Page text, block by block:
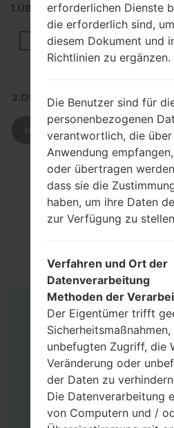
1.ÜBERPRÜFEN SIE AUF
2.DRÜCKEN SIE ZUM
HERUNTERLADEN
erforderlichen Dienste
die erforderlich sind,
diesem Dokument und
Richtlinien zu ergänzen.
Die Benutzer sind für
personenbezogenen
verantwortlich, die über
Anwendung
oder übertragen
dass sie die
haben, um ihre Daten
zur Verfügung zu
Verfahren und Ort der
Datenverarbeitung
Methoden der
Der Eigentümer trifft
unbefugten Zugriff, die
Veränderung oder
der Daten zu
Die Datenverarbeitung
von Computern und /